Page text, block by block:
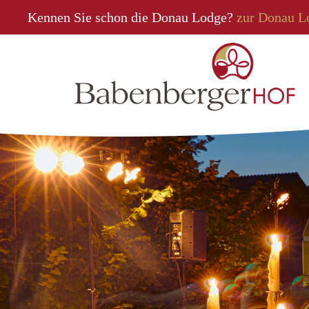
Kennen Sie schon die Donau Lodge? zur Donau